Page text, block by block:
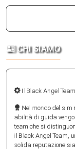
CHI SIAMO
Il Black Angel
Nel mondo del sim
abilità di guida
team che si
il Black Angel Team,
solida reputazione